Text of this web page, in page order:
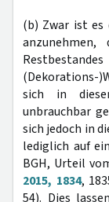
(b) Zwar ist es
(Dekorations-
sich in
unbrauchbar
sich jedoch in
lediglich auf
BGH, Urteil
2015, 1834,
54). Dies